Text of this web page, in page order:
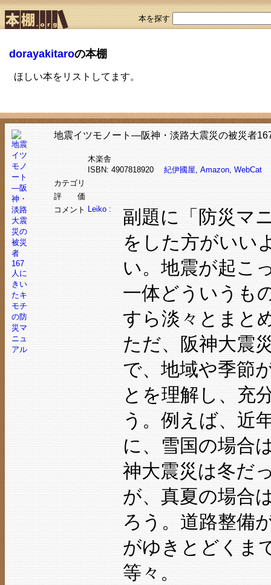
本を探す
dorayakitaroの本棚
ほしい本をリストしてます。
地震イツモノート―阪神・淡路大震災の被災者
木楽舎
ISBN: 4907818920 紀伊國屋, Amazon, WebCat
カテゴリ
評 価
コメント Leiko :
副題に「防災マ
をした方がいい
い。地震が起こ
一体どういうも
すら淡々とまと
ただ、阪神大震
で、地域や季節
とを理解し、充
う。例えば、近
に、雪国の場合
神大震災は冬だ
が、真夏の場合
ろう。道路整備
がゆきとどくま
等々。